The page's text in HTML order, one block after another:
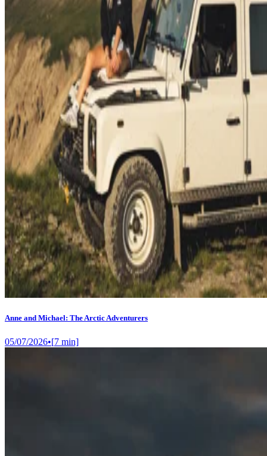
Anne and Michael: The Arctic Adventurers
05/07/2026•[7 min]